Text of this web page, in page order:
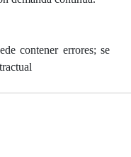
contener errores; se